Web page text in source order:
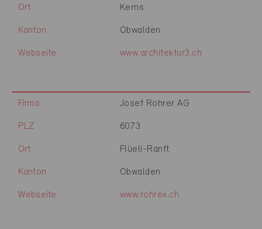
Ort Kerns
Kanton Obwalden
Webseite www.architektur3.ch
Firma Josef Rohrer AG
PLZ 6073
Ort Flüeli-Ranft
Kanton Obwalden
Webseite www.rohrex.ch